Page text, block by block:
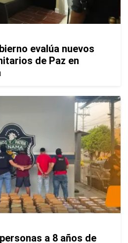
evalúa nuevos
de Paz en
a 8 años de